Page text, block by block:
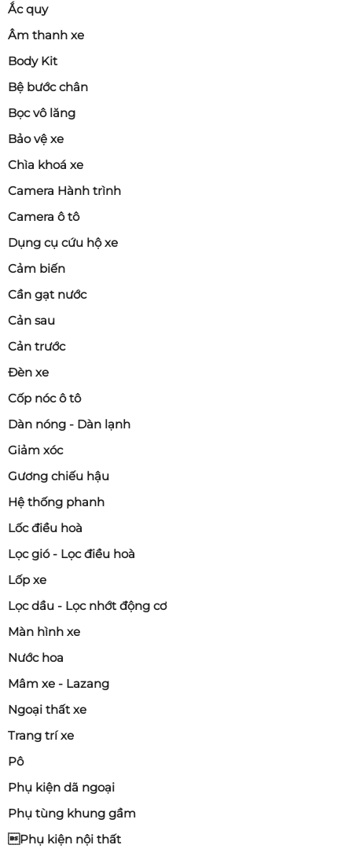
Ắc quy
Âm thanh xe
Body Kit
Bệ bước chân
Bọc vô lăng
Bảo vệ xe
Chìa khoá xe
Camera Hành trình
Camera ô tô
Dụng cụ cứu hộ xe
Cảm biến
Cần gạt nước
Cản sau
Cản trước
Đèn xe
Cốp nóc ô tô
Dàn nóng - Dàn lạnh
Giảm xóc
Gương chiếu hậu
Hệ thống phanh
Lốc điều hoà
Lọc gió - Lọc điều hoà
Lốp xe
Lọc dầu - Lọc nhớt động cơ
Màn hình xe
Nước hoa
Mâm xe - Lazang
Ngoại thất xe
Trang trí xe
Pô
Phụ kiện dã ngoại
Phụ tùng khung gầm
Phụ kiện nội thất